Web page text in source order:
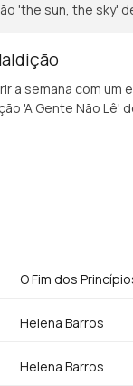
'the sun, the sky'
a semana com um
'A Gente Não Lê'
O Fim dos
Helena Barros
Helena Barros